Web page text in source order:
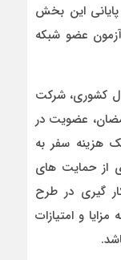
این بخش
آزمون عضو شبکه
کشوری، شرکت
عضویت در
هزینه سفر به
از حمایت های
گیری در طرح
و امتیازات